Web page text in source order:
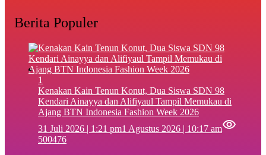
Berita Populer
1
‎Kenakan Kain Tenun Konut, Dua Siswa SDN 98
Kendari Ainayya dan Alifiyaul Tampil Memukau di
Ajang BTN Indonesia Fashion Week 2026
31 Juli 2026 | 1:21 pm1 Agustus 2026 | 10:17 am
500476